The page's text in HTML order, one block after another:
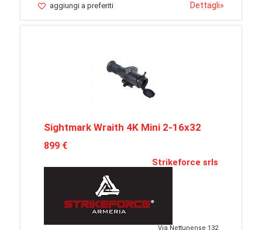
aggiungi a preferiti Dettagli»
Sightmark Wraith 4K Mini 2-16x32
899 €
Strikeforce srls
Via Nettunense 132